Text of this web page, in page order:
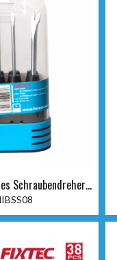
Schraubendreher-